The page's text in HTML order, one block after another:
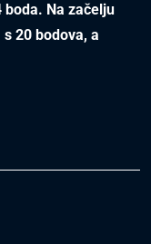
Na začelju
20 bodova, a